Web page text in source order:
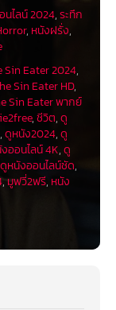
ไลน์ 2024,ระทึก
, หนังฝรั่ง,
Sin Eater 2024,
Sin Eater HD,
Sin Eater พากย์
,ชีวิต,ดู
,ดูหนัง2024,ดู
ออนไลน์ 4K,ดู
ดูหนังออนไลน์ชัด,
,มูฟวี่2ฟรี, หนัง